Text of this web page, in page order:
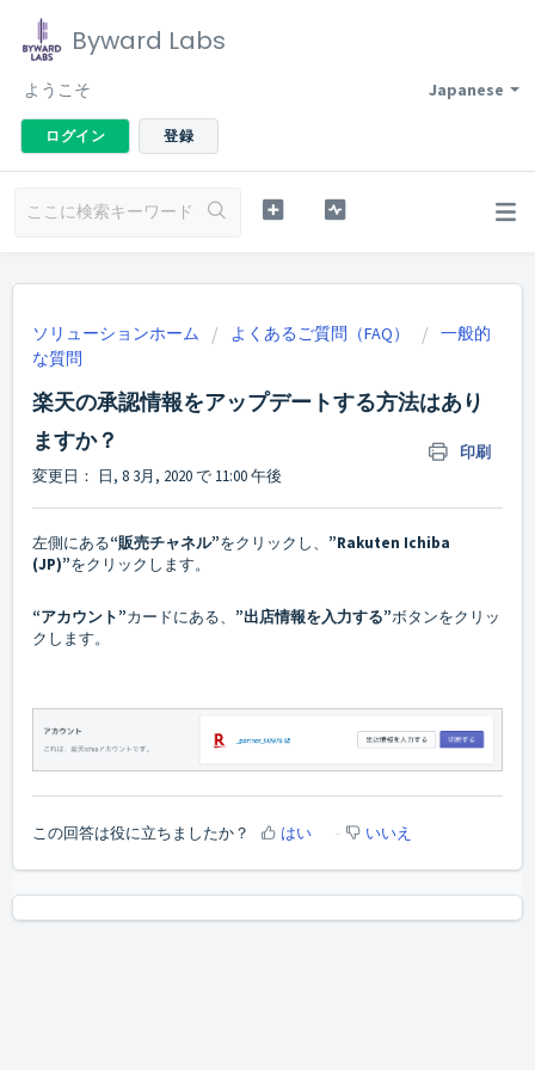
Byward Labs
Japanese
ようこそ
ログイン 登録
ソリューションホーム よくあるご質問（FAQ）
一般的
な質問
楽天の承認情報をアップデートする方法はあり
ますか？
印刷
変更日： 日, 8 3月, 2020 で 11:00 午後
左側にある“販売チャネル”をクリックし、 ”Rakuten Ichiba
(JP)”をクリックします。
“アカウント”カードにある、 ”出店情報を入力する”ボタンをクリッ
クします。
この回答は役に立ちましたか？ はい いいえ